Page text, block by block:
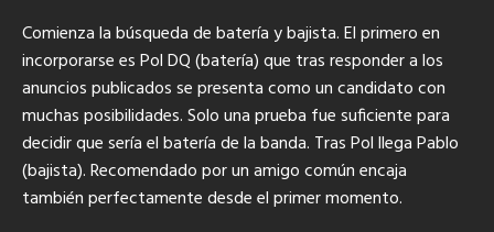
Comienza la búsqueda de batería y bajista. El primero en
incorporarse es Pol DQ (batería) que tras responder a los
anuncios publicados se presenta como un candidato con
muchas posibilidades. Solo una prueba fue suficiente para
decidir que sería el batería de la banda. Tras Pol llega Pablo
(bajista). Recomendado por un amigo común encaja
también perfectamente desde el primer momento.